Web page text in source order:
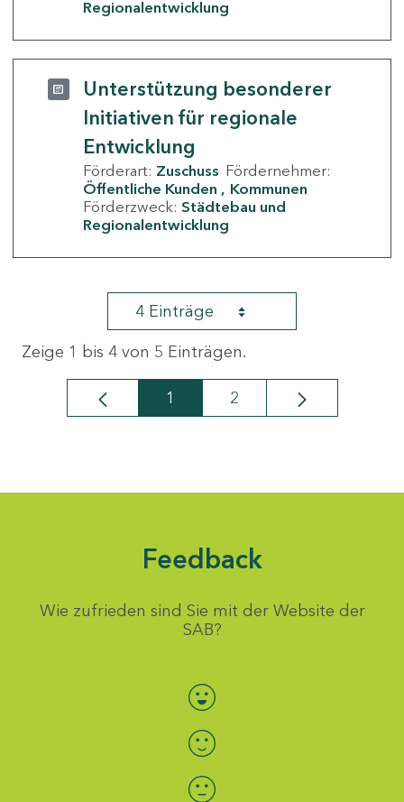
Regionalentwicklung
Unterstützung besonderer
Initiativen für regionale
Entwicklung
Förderart: Zuschuss Fördernehmer:
Öffentliche Kunden
Kommunen
Förderzweck: Städtebau und
Regionalentwicklung
4 Einträge
Zeige 1 bis 4 von 5 Einträgen.
Seite
1 Seite
2
Feedback
Wie zufrieden sind Sie mit der Website der
SAB?
Bewertung auswählen